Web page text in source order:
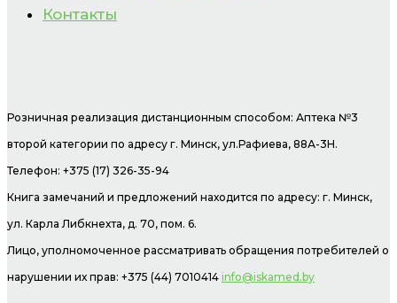
Контакты
Розничная реализация дистанционным способом: Аптека №3
второй категории по адресу г. Минск, ул.Рафиева, 88А-3Н.
Телефон: +375 (17) 326-35-94
Книга замечаний и предложений находится по адресу: г. Минск,
ул. Карла Либкнехта, д. 70, пом. 6.
Лицо, уполномоченное рассматривать обращения потребителей о
нарушении их прав: +375 (44) 7010414 info@iskamed.by